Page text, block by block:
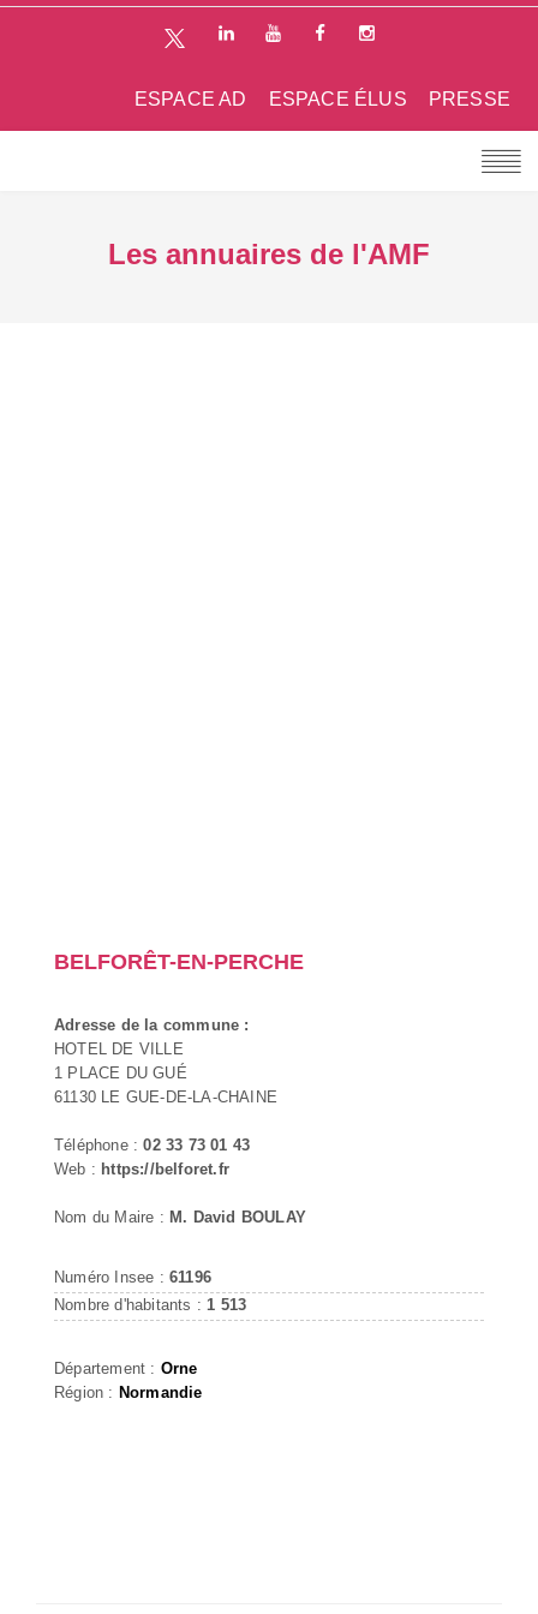
PRESSE
ESPACE ÉLUS
ESPACE AD
Les annuaires de l'AMF
BELFORÊT-EN-PERCHE
Adresse de la commune :
HOTEL DE VILLE
1 PLACE DU GUÉ
61130 LE GUE-DE-LA-CHAINE
Téléphone :02 33 73 01 43
Web : https://belforet.fr
Nom du Maire : M. David BOULAY
Numéro Insee : 61196
Nombre d'habitants : 1 513
Département : Orne
Région : Normandie